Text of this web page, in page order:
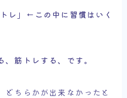
レ」←この中に習慣はいく
筋トレする、です。
どちらかが出来なかったと